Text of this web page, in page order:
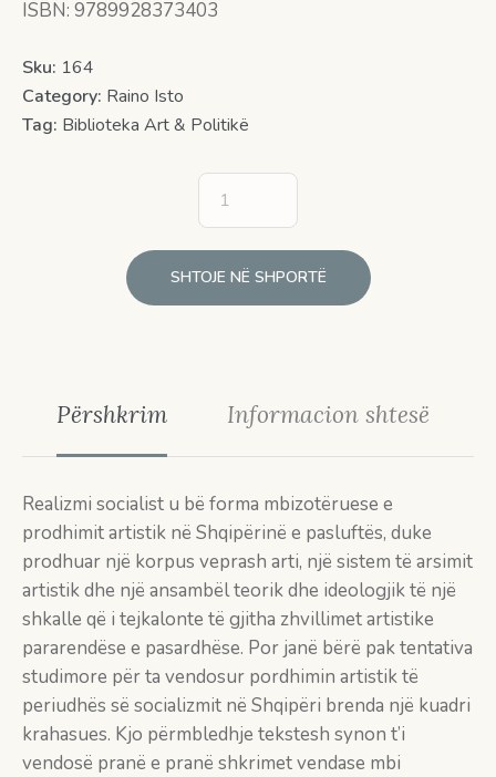
ISBN: 9789928373403
Sku: 164
Category: Raino Isto
Tag: Biblioteka Art & Politikë
SHTOJE NË SHPORTË
Përshkrim Informacion shtesë
Realizmi socialist u bë forma mbizotëruese e
prodhimit artistik në Shqipërinë e pasluftës, duke
prodhuar një korpus veprash arti, një sistem të arsimit
artistik dhe një ansambël teorik dhe ideologjik të një
shkalle që i tejkalonte të gjitha zhvillimet artistike
pararendëse e pasardhëse. Por janë bërë pak tentativa
studimore për ta vendosur pordhimin artistik të
periudhës së socializmit në Shqipëri brenda një kuadri
krahasues. Kjo përmbledhje tekstesh synon t’i
vendosë pranë e pranë shkrimet vendase mbi